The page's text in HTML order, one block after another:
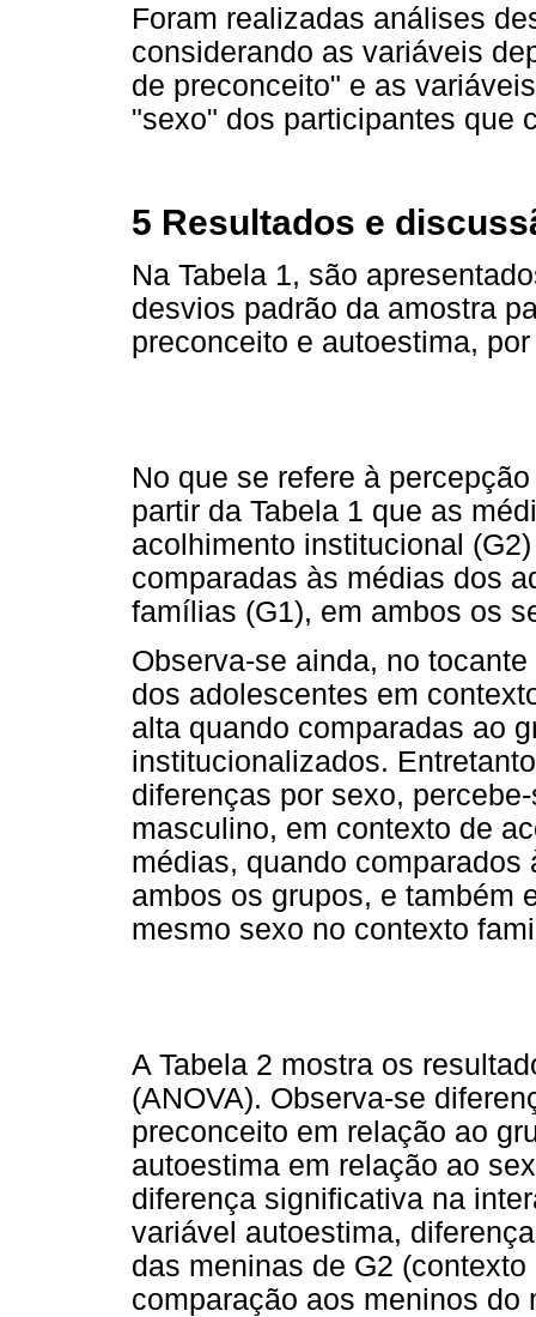
Foram realizadas análises
considerando as variáveis
de preconceito" e as
"sexo" dos participantes que
5 Resultados e
Na Tabela 1, são
desvios padrão da amostra
preconceito e autoestima,
No que se refere à
partir da Tabela 1 que as
acolhimento institucional
comparadas às médias dos
famílias (G1), em ambos os
Observa-se ainda, no
dos adolescentes em
alta quando comparadas ao
institucionalizados.
diferenças por sexo,
masculino, em contexto de
médias, quando
ambos os grupos, e também
mesmo sexo no contexto
A Tabela 2 mostra os
(ANOVA). Observa-se
preconceito em relação ao
autoestima em relação ao
diferença significativa na
variável autoestima,
das meninas de G2
comparação aos meninos do